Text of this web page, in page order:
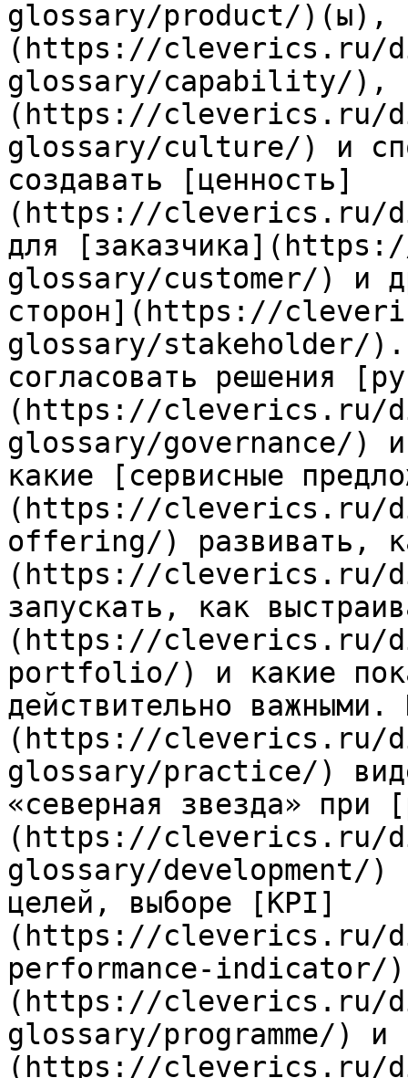
glossary/product/)(ы),
(https://cleverics.ru/
glossary/capability/),
(https://cleverics.ru/
glossary/culture/) и
создавать [ценность]
(https://cleverics.ru/
для
glossary/customer/) и
сторон](https://
glossary/stakeholder/).
согласовать решения
(https://cleverics.ru/
glossary/governance/) и
какие [сервисные
(https://cleverics.ru/
offering/) развивать,
(https://cleverics.ru/
запускать, как
(https://cleverics.ru/
portfolio/) и какие
действительно
(https://cleverics.ru/
glossary/practice/)
«северная звезда» при
(https://cleverics.ru/
glossary/development/)
целей, выборе [KPI]
(https://cleverics.ru/
performance-indicator/
(https://cleverics.ru/
glossary/programme/) и
(https://cleverics.ru/